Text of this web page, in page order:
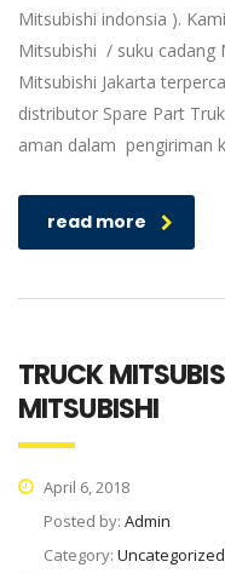
Mitsubishi indonsia ).
Mitsubishi / suku cadang
Mitsubishi Jakarta
distributor Spare Part
aman dalam pengiriman
read more
TRUCK
MITSUBISHI
April 6, 2018
Posted by: Admin
Category: Uncategorized